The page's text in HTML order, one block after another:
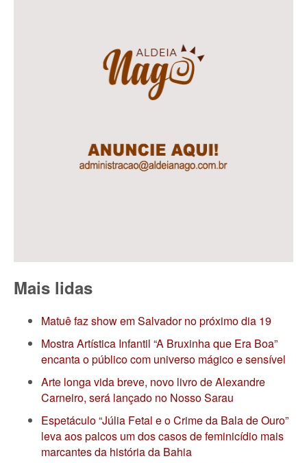
Mais lidas
Matuê faz show em Salvador no próximo dia 19
Mostra Artística Infantil “A Bruxinha que Era Boa”
encanta o público com universo mágico e sensível
Arte longa vida breve, novo livro de Alexandre
Carneiro, será lançado no Nosso Sarau
Espetáculo “Júlia Fetal e o Crime da Bala de Ouro”
leva aos palcos um dos casos de feminicídio mais
marcantes da história da Bahia